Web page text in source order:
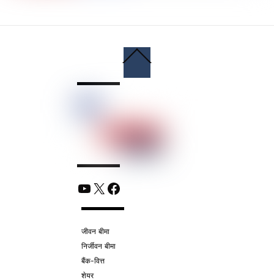
To
YouTube
X Facebook
जीवन बीमा
निर्जीवन बीमा
बैंक-वित्त
शेयर